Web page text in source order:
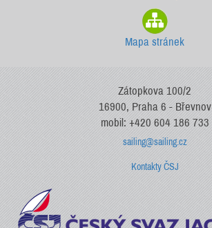
Mapa stránek
Zátopkova 100/2
16900, Praha 6 - Břevnov
mobil: +420 604 186 733
sailing@sailing.cz
Kontakty ČSJ